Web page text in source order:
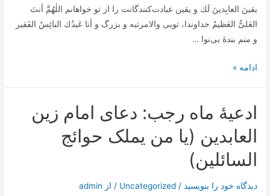
يقينَ العابِدينَ لَك و یقین عبادت‌کنندگانت را از تو خواهانم اللٰهُمَّ أنتَ
العَلىُّ العَظيمُ خداوندا، تویی والامرتبه و بزرگ و أنا عَبدُك البائِسُ الفَقير
و منم بندۀ بی‌نوا …
ادعیۀ
دعای
امام
صادق
(اللهم
ادامه »
ادعیۀ ماه رجب: دعای امام زین
العابدین (یا من یملک حوائج
السائلین)
دیدگاه‌ خود را بنویسید /
Uncategorized / از admin